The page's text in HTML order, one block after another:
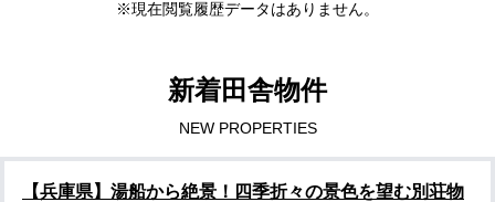
※現在閲覧履歴データはありません。
新着田舎物件
NEW PROPERTIES
【兵庫県】湯船から絶景！四季折々の景色を望む別荘物